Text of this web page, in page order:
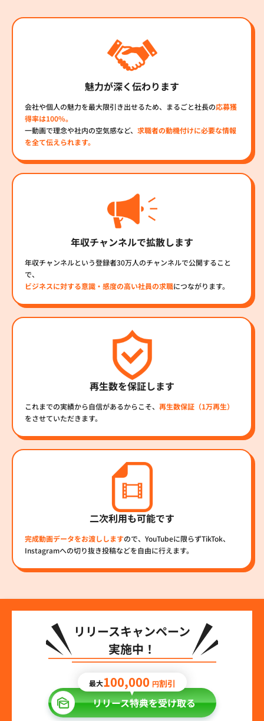
魅力が深く伝わります
会社や個人の魅力を最大限引き出せるため、まるごと社長の応募獲
得率は100%。
一動画で理念や社内の空気感など、 求職者の動機付けに必要な情報
を全て伝えられます。
年収チャンネルで拡散します
年収チャンネルという登録者30万人のチャンネルで公開すること
で、
ビジネスに対する意識・感度の高い社員の求職につながります。
再生数を保証します
これまでの実績から自信があるからこそ、 再生数保証（1万再生）
をさせていただきます。
二次利用も可能です
完成動画データをお渡ししますので、YouTubeに限らずTikTok、
Instagramへの切り抜き投稿などを自由に行えます。
リリースキャンペーン
実施中！
最大100,000 円割引
リリース特典を受け取る